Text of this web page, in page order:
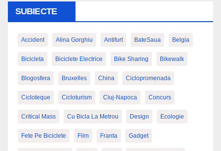
SUBIECTE
Accident Alina Gorghiu Antifurt BateSaua Belgia
Bicicleta Biciclete Electrice Bike Sharing Bikewalk
Blogosfera Bruxelles China Ciclopromenada
Cicloteque Cicloturism Cluj-Napoca Concurs
Critical Mass Cu Bicla La Metrou Design Ecologie
Fete Pe Biciclete Film Franta Gadget